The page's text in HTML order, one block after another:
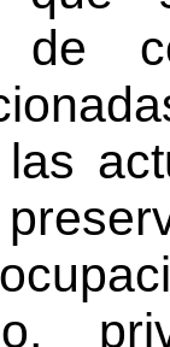
de